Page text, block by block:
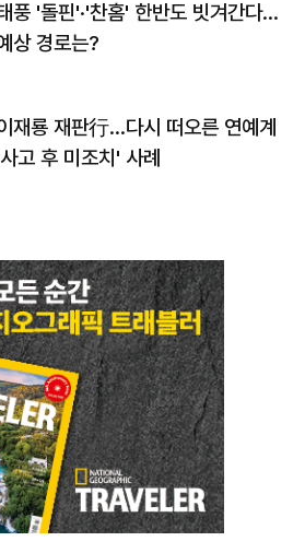
풍 '돌핀'·'찬홈' 한반도 빗겨간다…
상 경로는?
재룡 재판行…다시 떠오른 연예계
고 후 미조치' 사례